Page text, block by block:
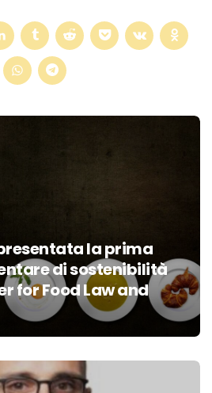
la prima
di sostenibilità
for Food Law and